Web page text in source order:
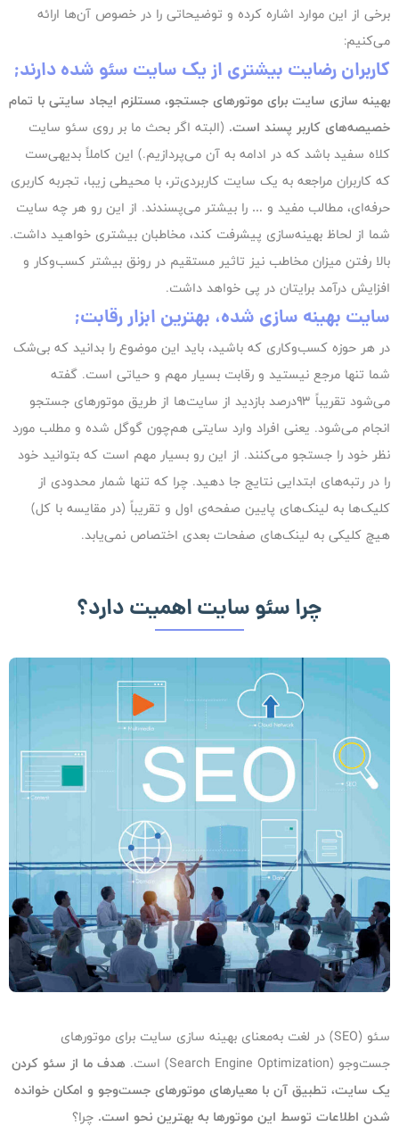
برخی از این موارد اشاره کرده و توضیحاتی را در خصوص آن‌ها ارائه
می‌کنیم:
کاربران رضایت بیشتری از یک سایت سئو شده دارند;
بهینه سازی سایت برای موتورهای جستجو، مستلزم ایجاد سایتی با تمام
خصیصه‌های کاربر پسند است. (البته اگر بحث ما بر روی سئو سایت
کلاه سفید باشد که در ادامه به آن می‌پردازیم.) این کاملاً بدیهی‌ست
که کاربران مراجعه به یک سایت کاربردی‌تر، با محیطی زیبا، تجربه‌ کاربری
حرفه‌ای، مطالب مفید و … را بیشتر می‌پسندند. از این رو هر چه سایت
شما از لحاظ بهینه‌سازی پیشرفت کند، مخاطبان بیشتری خواهید داشت.
بالا رفتن میزان مخاطب نیز تاثیر مستقیم در رونق بیشتر کسب‌وکار و
افزایش درآمد برایتان در پی خواهد داشت.
سایت بهینه سازی شده، بهترین ابزار رقابت;
در هر حوزه‌ کسب‌وکاری که باشید، باید این موضوع را بدانید که بی‌شک
شما تنها مرجع نیستید و رقابت بسیار مهم و حیاتی‌ است. گفته
می‌شود تقریباً ۹۳درصد بازدید از سایت‌ها از طریق موتورهای جستجو
انجام می‌شود. یعنی افراد وارد سایتی هم‌چون گوگل شده و مطلب مورد
نظر خود را جستجو می‌کنند. از این رو بسیار مهم است که بتوانید خود
را در رتبه‌های ابتدایی نتایج جا دهید. چرا که تنها شمار محدودی از
کلیک‌ها به لینک‌های پایین صفحه‌ی اول و تقریباً (در مقایسه با کل)
هیچ کلیکی به لینک‌های صفحات بعدی اختصاص نمی‌یابد.
چرا سئو سایت اهمیت دارد؟
سئو (SEO) در لغت به‌معنای بهینه سازی سایت برای موتورهای
جست‌وجو (Search Engine Optimization) است.
هدف ما از سئو کردن
یک سایت، تطبیق آن با معیارهای موتورهای جست‌وجو و امکان خوانده
شدن اطلاعات توسط این موتورها به بهترین نحو است. چرا؟